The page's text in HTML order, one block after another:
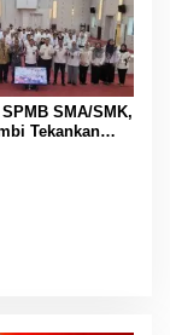
SMA/SMK,
Tekankan